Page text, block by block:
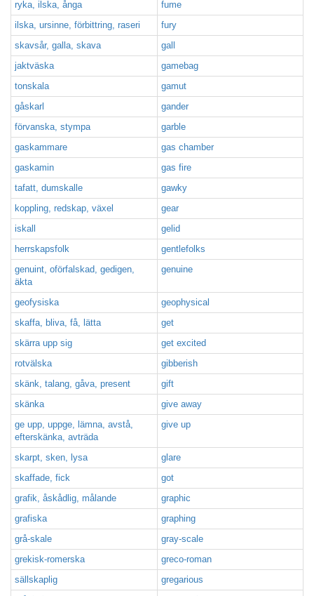
ryka, ilska, ånga
fume
ilska, ursinne, förbittring, raseri
fury
skavsår, galla, skava
gall
jaktväska
gamebag
tonskala
gamut
gåskarl
gander
förvanska, stympa
garble
gaskammare
gas chamber
gaskamin
gas fire
tafatt, dumskalle
gawky
koppling, redskap, växel
gear
iskall
gelid
herrskapsfolk
gentlefolks
genuint, oförfalskad, gedigen,
äkta
genuine
geofysiska
geophysical
skaffa, bliva, få, lätta
get
skärra upp sig
get excited
rotvälska
gibberish
skänk, talang, gåva, present
gift
skänka
give away
ge upp, uppge, lämna, avstå,
efterskänka, avträda
give up
skarpt, sken, lysa
glare
skaffade, fick
got
grafik, åskådlig, målande
graphic
grafiska
graphing
grå-skale
gray-scale
grekisk-romerska
greco-roman
sällskaplig
gregarious